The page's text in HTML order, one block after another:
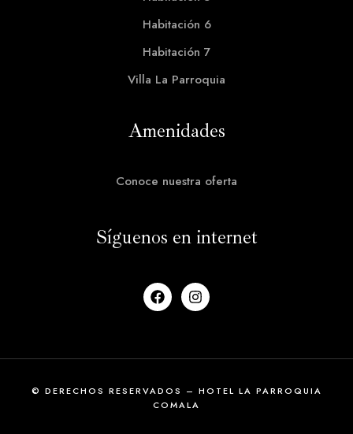
Habitación 6
Habitación 7
Villa La Parroquia
Amenidades
Conoce nuestra oferta
Síguenos en internet
© DERECHOS RESERVADOS – HOTEL LA PARROQUIA
COMALA